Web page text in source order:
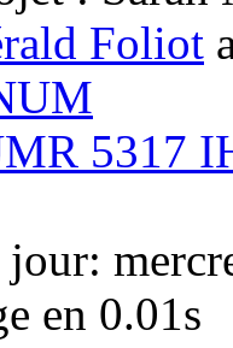
Foliot
5317
jour:
en 0.01s